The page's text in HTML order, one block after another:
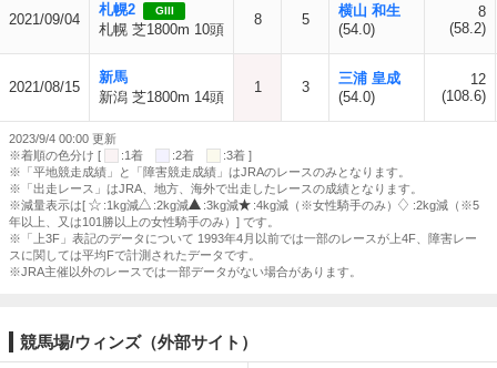
2021/09/04
札幌2 GIII
札幌 芝1800m 10頭
8 5
横山 和生
(54.0)
8
(58.2)
2021/08/15
新馬
新潟 芝1800m 14頭
1 3
三浦 皇成
(54.0)
12
(108.6)
2023/9/4 00:00 更新
※着順の色分け [
:1着 :2着
:3着 ]
※「平地競走成績」と「障害競走成績」はJRAのレースのみとなります。
※「出走レース」はJRA、地方、海外で出走したレースの成績となります。
※減量表示は[
:1kg減 :2kg減 :3kg減 :4kg減（※女性騎手のみ）
:2kg減（※5
年以上、又は101勝以上の女性騎手のみ）] です。
※「上3F」表記のデータについて 1993年4月以前では一部のレースが上4F、障害レー
スに関しては平均Fで計測されたデータです。
※JRA主催以外のレースでは一部データがない場合があります。
競馬場/ウィンズ（外部サイト）